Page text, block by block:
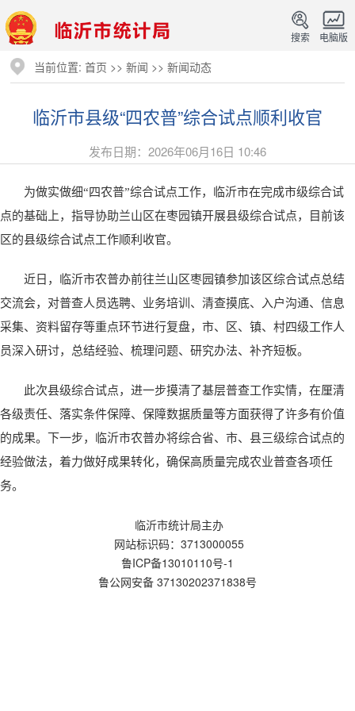
电脑版
搜索
当前位置:首页 >>新闻 >>新闻动态
临沂市县级“四农普”综合试点顺利收官
发布日期：2026年06月16日 10:46
为做实做细“四农普”综合试点工作，临沂市在完成市级综合试
点的基础上，指导协助兰山区在枣园镇开展县级综合试点，目前该
区的县级综合试点工作顺利收官。
近日，临沂市农普办前往兰山区枣园镇参加该区综合试点总结
交流会，对普查人员选聘、业务培训、清查摸底、入户沟通、信息
采集、资料留存等重点环节进行复盘，市、区、镇、村四级工作人
员深入研讨，总结经验、梳理问题、研究办法、补齐短板。
此次县级综合试点，进一步摸清了基层普查工作实情，在厘清
各级责任、落实条件保障、保障数据质量等方面获得了许多有价值
的成果。下一步，临沂市农普办将综合省、市、县三级综合试点的
经验做法，着力做好成果转化，确保高质量完成农业普查各项任
务。
临沂市统计局主办
网站标识码：3713000055
鲁ICP备13010110号-1
鲁公网安备 37130202371838号